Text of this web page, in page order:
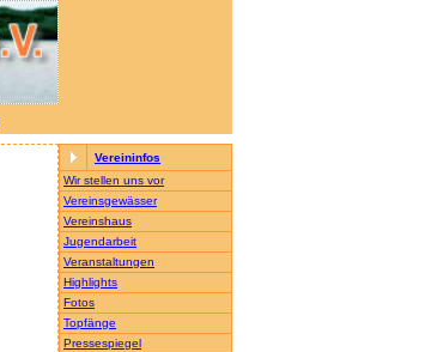
Vereininfos
Wir stellen uns vor
Vereinsgewässer
Vereinshaus
Jugendarbeit
Veranstaltungen
Highlights
Fotos
Topfänge
Pressespiegel